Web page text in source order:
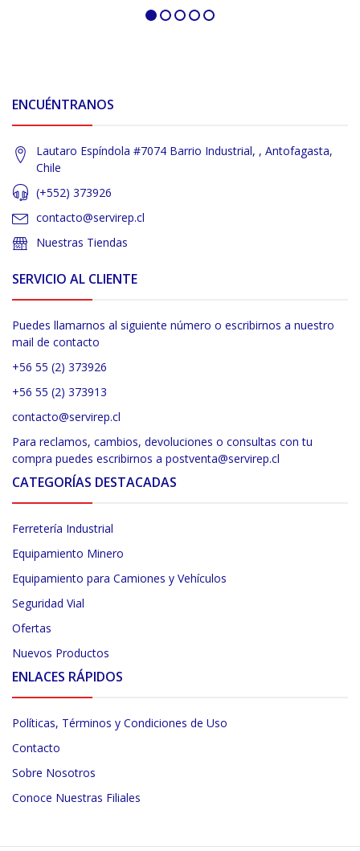
ENCUÉNTRANOS
Lautaro Espíndola #7074 Barrio Industrial, , Antofagasta,
Chile
(+552) 373926
contacto@servirep.cl
Nuestras Tiendas
SERVICIO AL CLIENTE
Puedes llamarnos al siguiente número o escribirnos a nuestro
mail de contacto
+56 55 (2) 373926
+56 55 (2) 373913
contacto@servirep.cl
Para reclamos, cambios, devoluciones o consultas con tu
compra puedes escribirnos a postventa@servirep.cl
CATEGORÍAS DESTACADAS
Ferretería Industrial
Equipamiento Minero
Equipamiento para Camiones y Vehículos
Seguridad Vial
Ofertas
Nuevos Productos
ENLACES RÁPIDOS
Políticas, Términos y Condiciones de Uso
Contacto
Sobre Nosotros
Conoce Nuestras Filiales